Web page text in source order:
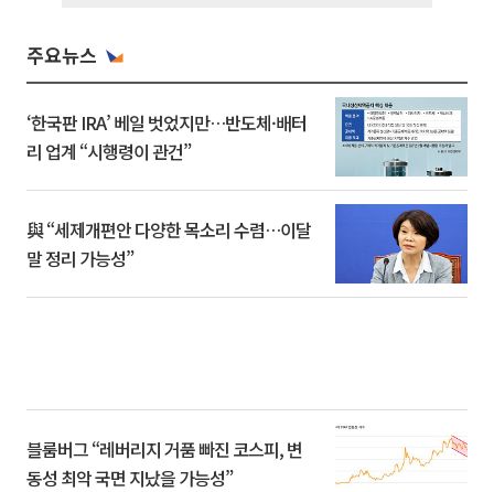
주요뉴스
‘한국판 IRA’ 베일 벗었지만…반도체·배터
리 업계 “시행령이 관건”
與 “세제개편안 다양한 목소리 수렴…이달
말 정리 가능성”
블룸버그 “레버리지 거품 빠진 코스피, 변
동성 최악 국면 지났을 가능성”